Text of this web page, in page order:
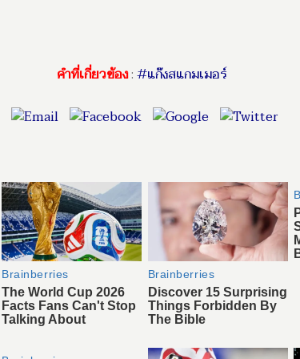
คำที่เกี่ยวข้อง:#แก๊งสแกมเมอร์